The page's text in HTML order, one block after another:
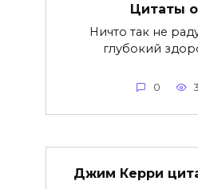
Цитаты
Ничто так не
глубокий
0
Джим Керри